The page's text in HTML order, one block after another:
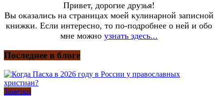
Привет, дорогие друзья!
Вы оказались на страницах моей кулинарной записной
книжки. Если интересно, то по-подробнее о ней и обо
мне можно узнать здесь...
Последнее в блоге
Заметки